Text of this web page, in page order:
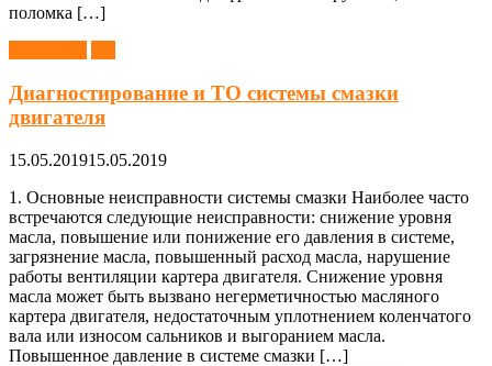
поломка […]
Диагностирование и ТО системы смазки
двигателя
15.05.201915.05.2019
1. Основные неисправности системы смазки Наиболее часто
встречаются следующие неисправности: снижение уровня
масла, повышение или понижение его давления в системе,
загрязнение масла, повышенный расход масла, нарушение
работы вентиляции картера двигателя. Снижение уровня
масла может быть вызвано негерметичностью масляного
картера двигателя, недостаточным уплотнением коленчатого
вала или износом сальников и выгоранием масла.
Повышенное давление в системе смазки […]